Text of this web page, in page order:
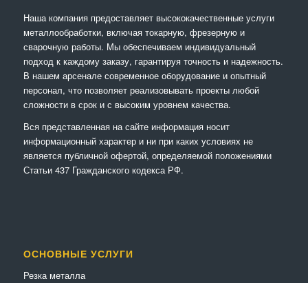
Наша компания предоставляет высококачественные услуги
металлообработки, включая токарную, фрезерную и
сварочную работы. Мы обеспечиваем индивидуальный
подход к каждому заказу, гарантируя точность и надежность.
В нашем арсенале современное оборудование и опытный
персонал, что позволяет реализовывать проекты любой
сложности в срок и с высоким уровнем качества.
Вся представленная на сайте информация носит
информационный характер и ни при каких условиях не
является публичной офертой, определяемой положениями
Статьи 437 Гражданского кодекса РФ.
ОСНОВНЫЕ УСЛУГИ
Резка металла